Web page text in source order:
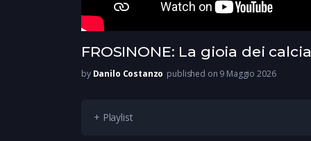
FROSINONE: La gioia dei
by Danilo Costanzo published on 9 Maggio 2026
+ Playlist